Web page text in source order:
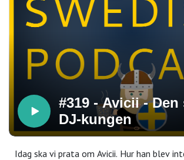
#319 - Avicii - Den
DJ-kungen
Idag ska vi prata om Avicii. Hur han blev